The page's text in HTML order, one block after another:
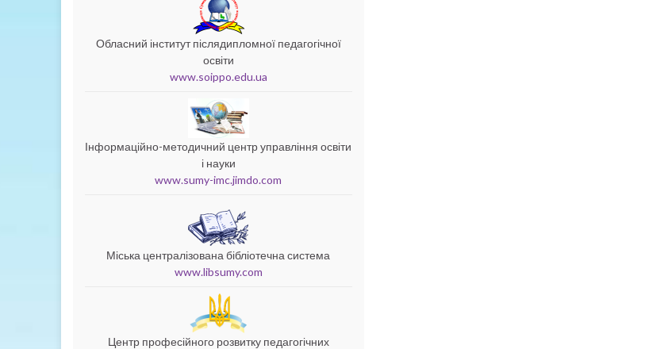
Обласний інститут післядипломної педагогічної
освіти
www.soippo.edu.ua
Інформаційно-методичний центр управління освіти
і науки
www.sumy-imc.jimdo.com
Міська централізована бібліотечна система
www.libsumy.com
Центр професійного розвитку педагогічних